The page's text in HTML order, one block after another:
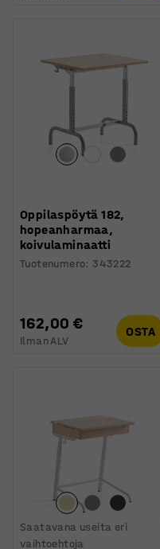
Oppilaspöytä 182,
hopeanharmaa,
koivulaminaatti
Tuotenumero: 343222
162,00 €
Ilman ALV
OSTA
Saatavana useita eri
vaihtoehtoja